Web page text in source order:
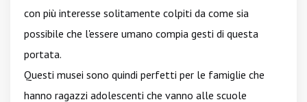
con più interesse solitamente colpiti da come sia
possibile che l'essere umano compia gesti di questa
portata.
Questi musei sono quindi perfetti per le famiglie che
hanno ragazzi adolescenti che vanno alle scuole